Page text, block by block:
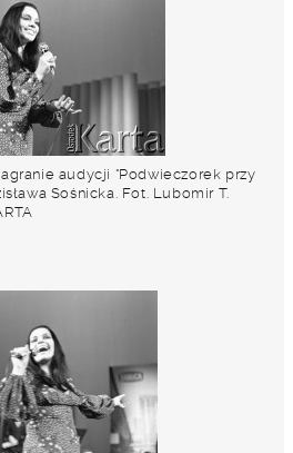
audycji "Podwieczorek przy
Sośnicka. Fot. Lubomir T.